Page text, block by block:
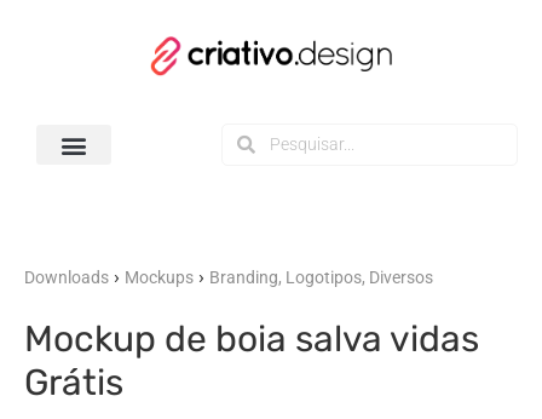
Downloads › Mockups › Branding, Logotipos, Diversos
Mockup de boia salva vidas
Grátis